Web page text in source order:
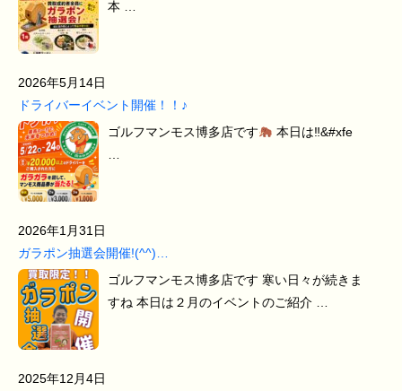
本 …
2026年5月14日
ドライバーイベント開催！！♪
ゴルフマンモス博多店です
本日は‼&#xfe
2026年1月31日
ガラポン抽選会開催!(^^)…
ゴルフマンモス博多店です 寒い日々が続きま
すね 本日は２月のイベントのご紹介 …
2025年12月4日